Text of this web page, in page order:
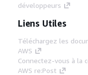
développeurs
Liens Utiles
Téléchargez les
AWS
Connectez-vous à la
AWS re:Post